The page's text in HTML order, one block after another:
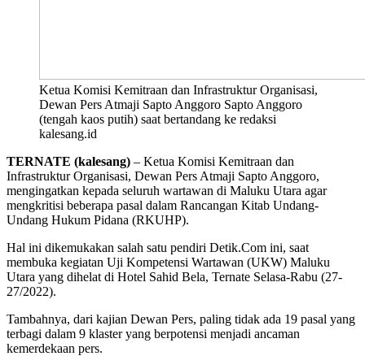
Ketua Komisi Kemitraan dan Infrastruktur Organisasi,
Dewan Pers Atmaji Sapto Anggoro Sapto Anggoro
(tengah kaos putih) saat bertandang ke redaksi
kalesang.id
TERNATE (kalesang) – Ketua Komisi Kemitraan dan
Infrastruktur Organisasi, Dewan Pers Atmaji Sapto Anggoro,
mengingatkan kepada seluruh wartawan di Maluku Utara agar
mengkritisi beberapa pasal dalam Rancangan Kitab Undang-
Undang Hukum Pidana (RKUHP).
Hal ini dikemukakan salah satu pendiri Detik.Com ini, saat
membuka kegiatan Uji Kompetensi Wartawan (UKW) Maluku
Utara yang dihelat di Hotel Sahid Bela, Ternate Selasa-Rabu (27-
27/2022).
Tambahnya, dari kajian Dewan Pers, paling tidak ada 19 pasal yang
terbagi dalam 9 klaster yang berpotensi menjadi ancaman
kemerdekaan pers.